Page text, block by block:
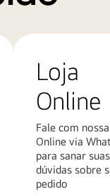
Loja
Online
Fale com
Online via
para sanar suas
dúvidas sobre
pedido